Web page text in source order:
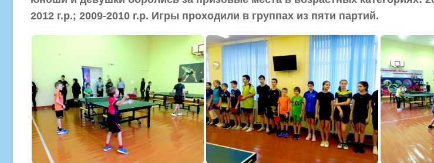
2012 г.р.; 2009-2010 г.р. Игры проходили в группах из пяти партий.